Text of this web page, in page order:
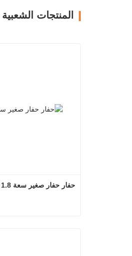
المنتجات الشعبية
حفار حفار صغير سعة 1.8 طن